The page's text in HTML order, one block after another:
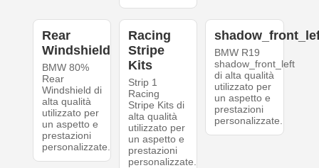
Rear
Windshield
BMW 80%
Rear
Windshield di
alta qualità
utilizzato per
un aspetto e
prestazioni
personalizzate.
Racing
Stripe
Kits
Strip 1
Racing
Stripe Kits di
alta qualità
utilizzato per
un aspetto e
prestazioni
personalizzate.
BMW R19
shadow_front_left
di alta qualità
utilizzato per
un aspetto e
prestazioni
personalizzate.